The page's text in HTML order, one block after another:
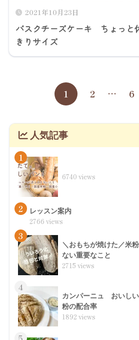
2021年10月23日
バスクチーズケーキ ちょっと
きりサイズ
1 2 … 6
人気記事
1
6740 views
2 レッスン案内
2766 views
3
＼おもちが焼けた／米
ない重要なこと
2715 views
4
カンパーニュ おいし
粉の配合率
1892 views